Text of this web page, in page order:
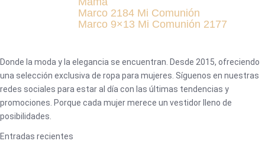
Marco 2184 Mi Comunión
Marco 9×13 Mi Comunión 2177
Donde la moda y la elegancia se encuentran. Desde 2015, ofreciendo
una selección exclusiva de ropa para mujeres. Síguenos en nuestras
redes sociales para estar al día con las últimas tendencias y
promociones. Porque cada mujer merece un vestidor lleno de
posibilidades.
Entradas recientes